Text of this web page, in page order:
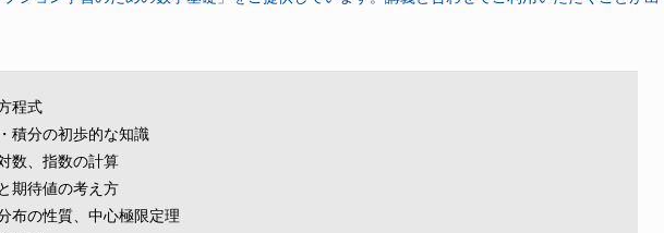
程式
積分の初歩的な知識
数、指数の計算
期待値の考え方
布の性質、中心極限定理